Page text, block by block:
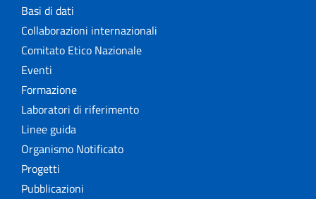
Basi di dati
Collaborazioni internazionali
Comitato Etico Nazionale
Eventi
Formazione
Laboratori di riferimento
Linee guida
Organismo Notificato
Progetti
Pubblicazioni